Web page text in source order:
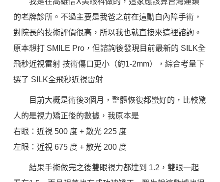
的老牌診所。不過主要是我爸之前在這動白內障手術，
對院長的技術評價很高，所以我也就直接來這裡諮詢。
原本想打 SMILE Pro，但諮詢後發現目前最新的 SILK全
飛秒近視雷射 技術傷口更小（約1-2mm），綜合考量下
選了 SILK全飛秒近視雷射
目前大概是術後3個月，整體恢復都蠻好的，比較驚
人的是視力矯正後的數據，我原本是
右眼：近視 500 度 + 散光 225 度
左眼：近視 675 度 + 散光 200 度
結果手術做完之後雙眼視力都達到 1.2，雙眼一起